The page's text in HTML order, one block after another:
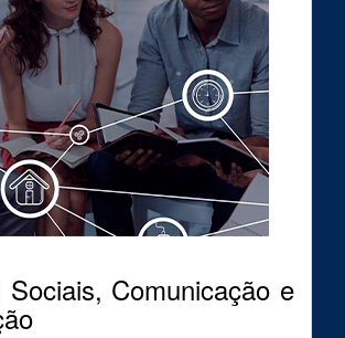
Sociais, Comunicação e